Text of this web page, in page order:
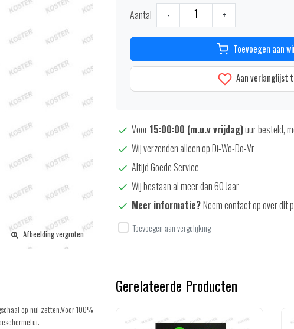
Afbeelding vergroten
Aantal - +
Toevoegen aan
Aan verlanglijst
Voor15:00:00 (m.u.v vrijdag)uur besteld,
Wij verzenden alleen op Di-Wo-Do-Vr
Altijd Goede Service
Wij bestaan al meer dan 60 Jaar
Meer informatie?Neem contact op over dit
Toevoegen aan vergelijking
op nul zetten.Voor 100%
Gerelateerde Producten